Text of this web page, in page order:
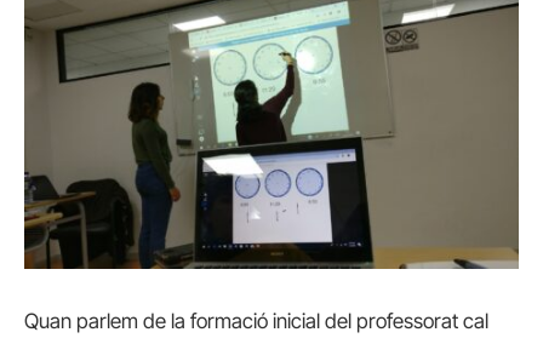
Quan parlem de la formació inicial del professorat cal